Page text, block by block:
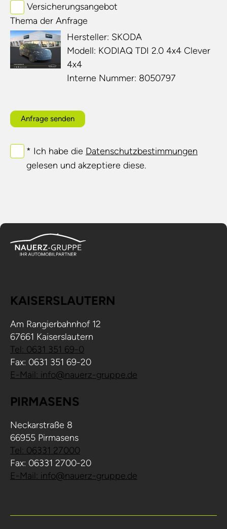
Versicherungsangebot
Thema der Anfrage
Hersteller: SKODA
Modell: KODIAQ TDI 2.0 4x4 Clever
4x4
Interne Nummer: 8050797
Anfrage senden
* Ich habe die Datenschutzbestimmungen
gelesen und akzeptiere diese.
KAISERSLAUTERN
Am Rangierbahnhof 12
67661 Kaiserslautern
Tel: 0631 351 69-0
Fax: 0631 351 69-20
E-Mail: info@nauerz-gruppe.de
PIRMASENS
Neckarstraße 8
66955 Pirmasens
Tel: 06331 27000
Fax: 06331 2700-20
E-Mail: info@nauerz-gruppe.de